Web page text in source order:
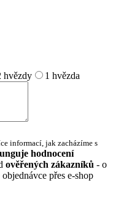
hvězdy 1 hvězda
informací, jak zacházíme s
hodnocení
ověřených zákazníků - o
přes e-shop